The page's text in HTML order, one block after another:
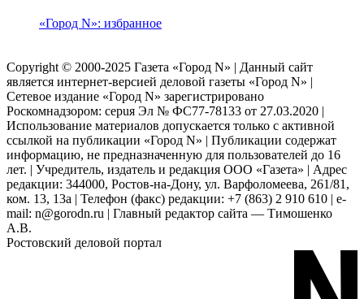
«Город N»: избранное
Copyright © 2000-2025 Газета «Город N» | Данный сайт
является интернет-версией деловой газеты «Город N» |
Сетевое издание «Город N» зарегистрировано
Роскомнадзором: серuя Эл № ФС77-78133 от 27.03.2020 |
Использование материалов допускается только с активной
ссылкой на публикации «Город N» | Публикации содержат
информацию, не предназначенную для пользователей до 16
лет. | Учредитель, издатель и редакция ООО «Газета» | Адрес
редакции: 344000, Ростов-на-Дону, ул. Варфоломеева, 261/81,
ком. 13, 13а | Телефон (факс) редакции: +7 (863) 2 910 610 | e-
mail: n@gorodn.ru | Главный редактор сайта — Тимошенко
А.В.
Ростовский деловой портал